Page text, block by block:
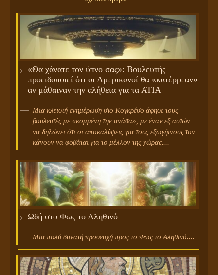
«Θα χάνατε τον ύπνο σας»: Βουλευτής
προειδοποιεί ότι οι Αμερικανοί θα «κατέρρεαν»
αν μάθαιναν την αλήθεια για τα ΑΤΙΑ
Μια κλειστή ενημέρωση στο Κογκρέσο άφησε τους
βουλευτές με «κομμένη την ανάσα», με έναν εξ αυτών
να δηλώνει ότι οι αποκαλύψεις για τους εξωγήινους τον
κάνουν να φοβάται για το μέλλον της χώρας....
Ωδή στο Φως το Αληθινό
Μια πολύ δυνατή προσευχή προς το Φως το Αληθινό....